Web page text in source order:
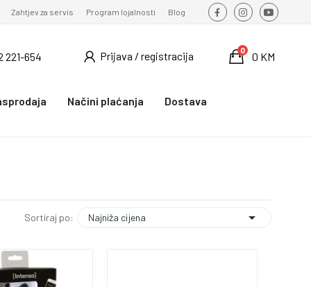
Zahtjev za servis Program lojalnosti Blog
221-654 Prijava / registracija 0 KM
0
Načini plaćanja
Dostava
Sortiraj po: Najniža cijena 